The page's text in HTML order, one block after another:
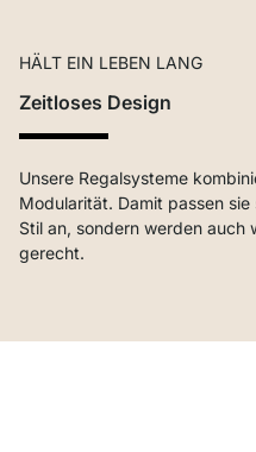
HÄLT EIN LEBEN LANG
Zeitloses Design
Unsere Regalsysteme
Modularität. Damit passen
Stil an, sondern werden auch
gerecht.